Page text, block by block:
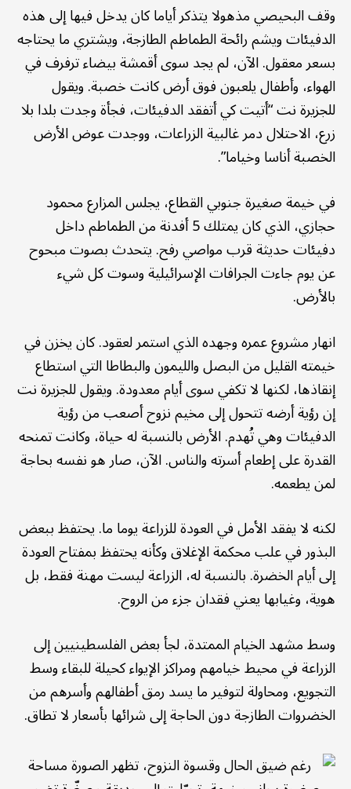
وقف البحيصي مذهولا يتذكر أياما كان يدخل فيها إلى هذه
الدفيئات ويشم رائحة الطماطم الطازجة، ويشتري ما يحتاجه
بسعر معقول. الآن، لم يجد سوى أقمشة بيضاء ترفرف في
الهواء، وأطفال يلعبون فوق أرض كانت خصبة. ويقول
للجزيرة نت “أتيت كي أتفقد الدفيئات، فجأة وجدت بلدا بلا
زرع، الاحتلال دمر غالبية الزراعات، ووجدت عوض الأرض
الخصبة أناسا وخياما”.
في خيمة صغيرة جنوبي القطاع، يجلس المزارع محمود
حجازي، الذي كان يمتلك 5 أفدنة من الطماطم داخل
دفيئات حديثة قرب مواصي رفح. يتحدث بصوت مبحوح
عن يوم جاءت الجرافات الإسرائيلية وسوت كل شيء
بالأرض.
انهار مشروع عمره وجهده الذي استمر لعقود. كان يخزن في
خيمته القليل من البصل والليمون والبطاطا التي استطاع
إنقاذها، لكنها لا تكفي سوى أيام معدودة. ويقول للجزيرة نت
إن رؤية أرضه تتحول إلى مخيم نزوح أصعب من رؤية
الدفيئات وهي تُهدم. الأرض بالنسبة له حياة، وكانت تمنحه
القدرة على إطعام أسرته والناس. الآن، صار هو نفسه بحاجة
لمن يطعمه.
لكنه لا يفقد الأمل في العودة للزراعة يوما ما. يحتفظ ببعض
البذور في علب محكمة الإغلاق وكأنه يحتفظ بمفتاح العودة
إلى أيام الخضرة. بالنسبة له، الزراعة ليست مهنة فقط، بل
هوية، وغيابها يعني فقدان جزء من الروح.
وسط مشهد الخيام الممتدة، لجأ بعض الفلسطينيين إلى
الزراعة في محيط خيامهم ومراكز الإيواء كحيلة للبقاء وسط
التجويع، ومحاولة لتوفير ما يسد رمق أطفالهم وأسرهم من
الخضروات الطازجة دون الحاجة إلى شرائها بأسعار لا تطاق.